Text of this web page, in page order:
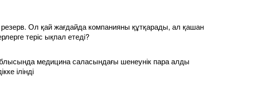
Ол қай жағдайда компанияны құтқарады, ал қашан
теріс ықпал етеді?
медицина саласындағы шенеунік пара алды
ілінді